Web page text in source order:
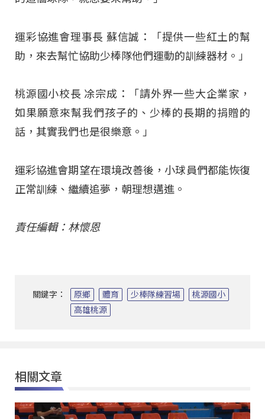
運彩協進會理事長 蘇信誠：「提供一些紅土的幫
助，來去幫忙協助少棒隊他們運動的訓練器材。」
桃源國小校長 凃宗成：「請外界一些大企業家，
如果願意來幫我們孩子的、少棒的長期的捐贈的
話，其實我們也是很樂意。」
運彩協進會期望在環境改善後，小球員們都能恢復
正常訓練、繼續追夢，朝理想邁進。
責任編輯：林懷恩
關鍵字： 原鄉 體育 少棒隊練習場
桃源國小
高雄桃源
相關文章